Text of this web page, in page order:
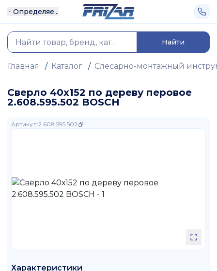
Определяе...
Найти
Главная / Каталог / Слесарно-монтажный
Сверло 40х152 по дереву перовое
2.608.595.502 BOSCH
Артикул:2.608.595.502
Характеристики